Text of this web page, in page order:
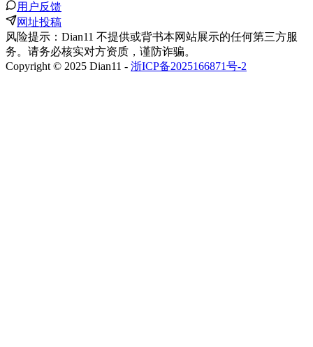
用户反馈
网址投稿
风险提示：Dian11 不提供或背书本网站展示的任何第三方服
务。请务必核实对方资质，谨防诈骗。
Copyright © 2025 Dian11 - 浙ICP备2025166871号-2